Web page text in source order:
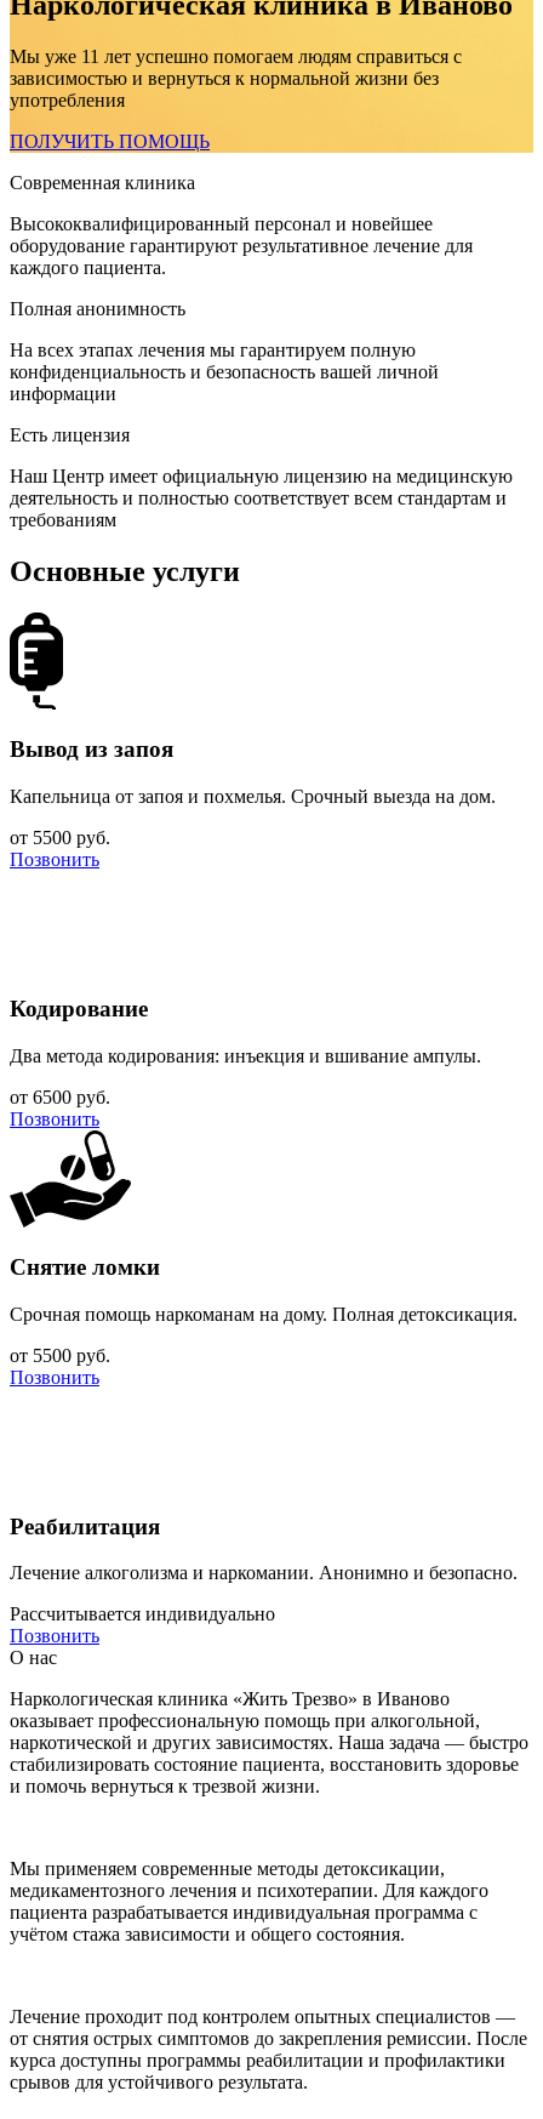
Мы уже 11 лет успешно помогаем людям справиться с
зависимостью и вернуться к нормальной жизни без
употребления
ПОЛУЧИТЬ ПОМОЩЬ
Современная клиника
Высококвалифицированный персонал и новейшее
оборудование гарантируют результативное лечение для
каждого пациента.
Полная анонимность
На всех этапах лечения мы гарантируем полную
конфиденциальность и безопасность вашей личной
информации
Есть лицензия
Наш Центр имеет официальную лицензию на медицинскую
деятельность и полностью соответствует всем стандартам и
требованиям
Основные услуги
Вывод из запоя
Капельница от запоя и похмелья. Срочный выезда на дом.
от 5500 руб.
Позвонить
Кодирование
Два метода кодирования: инъекция и вшивание ампулы.
от 6500 руб.
Позвонить
Снятие ломки
Срочная помощь наркоманам на дому. Полная детоксикация.
от 5500 руб.
Позвонить
Реабилитация
Лечение алкоголизма и наркомании. Анонимно и безопасно.
Рассчитывается индивидуально
Позвонить
О нас
Наркологическая клиника «Жить Трезво» в Иваново
оказывает профессиональную помощь при алкогольной,
наркотической и других зависимостях. Наша задача — быстро
стабилизировать состояние пациента, восстановить здоровье
и помочь вернуться к трезвой жизни.
Мы применяем современные методы детоксикации,
медикаментозного лечения и психотерапии. Для каждого
пациента разрабатывается индивидуальная программа с
учётом стажа зависимости и общего состояния.
Лечение проходит под контролем опытных специалистов —
от снятия острых симптомов до закрепления ремиссии. После
курса доступны программы реабилитации и профилактики
срывов для устойчивого результата.